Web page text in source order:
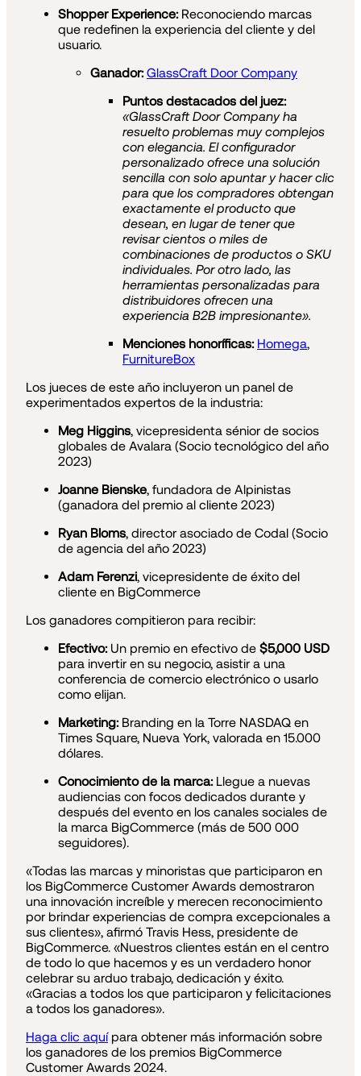
Shopper Experience:Reconociendo marcas
que redefinen la experiencia del cliente y del
usuario.
Ganador: GlassCraft Door Company
Puntos destacados del juez:
«GlassCraft Door Company ha
resuelto problemas muy complejos
con elegancia. El configurador
personalizado ofrece una solución
sencilla con solo apuntar y hacer clic
para que los compradores obtengan
exactamente el producto que
desean, en lugar de tener que
revisar cientos o miles de
combinaciones de productos o SKU
individuales. Por otro lado, las
herramientas personalizadas para
distribuidores ofrecen una
experiencia B2B impresionante».
Menciones honoríficas: Homega,
FurnitureBox
Los jueces de este año incluyeron un panel de
experimentados expertos de la industria:
Meg Higgins, vicepresidenta sénior de socios
globales de Avalara (Socio tecnológico del año
2023)
Joanne Bienske, fundadora de Alpinistas
(ganadora del premio al cliente 2023)
Ryan Bloms, director asociado de Codal (Socio
de agencia del año 2023)
Adam Ferenzi, vicepresidente de éxito del
cliente en BigCommerce
Los ganadores compitieron para recibir:
Efectivo:Un premio en efectivo de $5,000 USD
para invertir en su negocio, asistir a una
conferencia de comercio electrónico o usarlo
como elijan.
Marketing:Branding en la Torre NASDAQ en
Times Square, Nueva York, valorada en 15.000
dólares.
Conocimiento de la marca:Llegue a nuevas
audiencias con focos dedicados durante y
después del evento en los canales sociales de
la marca BigCommerce (más de 500 000
seguidores).
«Todas las marcas y minoristas que participaron en
los BigCommerce Customer Awards demostraron
una innovación increíble y merecen reconocimiento
por brindar experiencias de compra excepcionales a
sus clientes», afirmó Travis Hess, presidente de
BigCommerce. «Nuestros clientes están en el centro
de todo lo que hacemos y es un verdadero honor
celebrar su arduo trabajo, dedicación y éxito.
«Gracias a todos los que participaron y felicitaciones
a todos los ganadores».
Haga clic aquípara obtener más información sobre
los ganadores de los premios BigCommerce
Customer Awards 2024.